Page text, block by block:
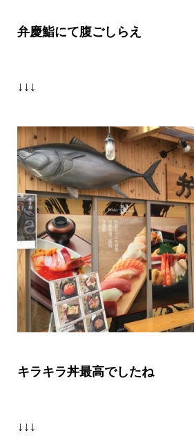
弁慶鮨にて腹ごしらえ
↓↓↓
キラキラ丼最高でしたね
↓↓↓